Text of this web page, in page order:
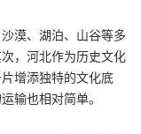
漠、湖泊、山谷等多
，河北作为历史文化
增添独特的文化底
输也相对简单。